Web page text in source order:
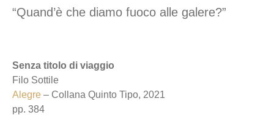
“Quand’è che diamo fuoco alle galere?”
Senza titolo di viaggio
Filo Sottile
Alegre – Collana Quinto Tipo, 2021
pp. 384